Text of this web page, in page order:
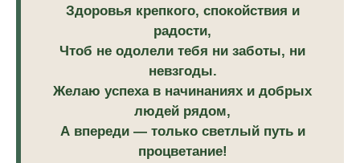
Здоровья крепкого, спокойствия и
радости,
Чтоб не одолели тебя ни заботы, ни
невзгоды.
Желаю успеха в начинаниях и добрых
людей рядом,
А впереди — только светлый путь и
процветание!